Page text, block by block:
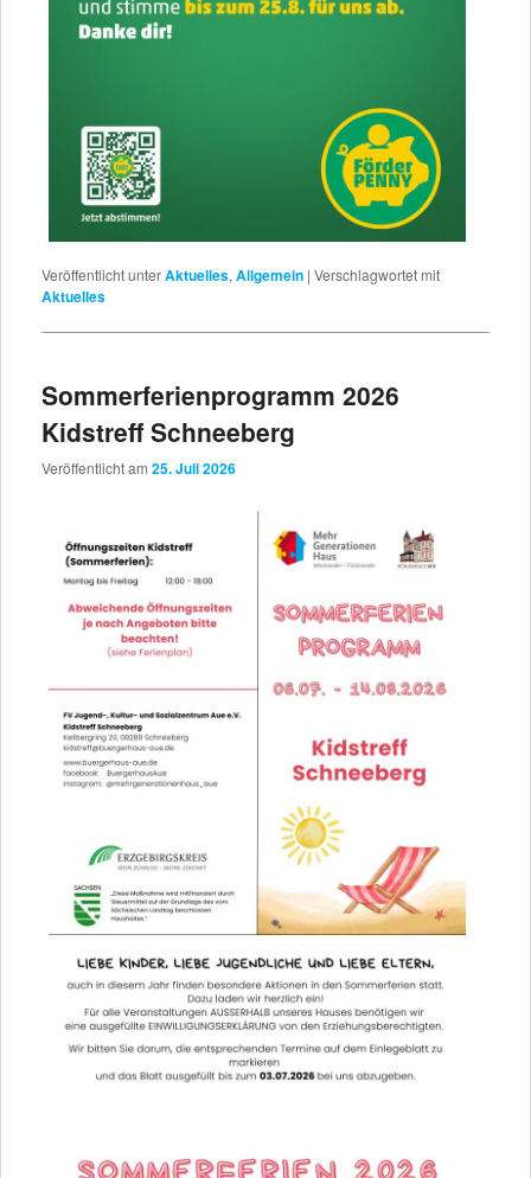
Veröffentlicht unterAktuelles, Allgemein | Verschlagwortet mit
Aktuelles
Sommerferienprogramm 2026
Kidstreff Schneeberg
Veröffentlicht am 25. Juli 2026